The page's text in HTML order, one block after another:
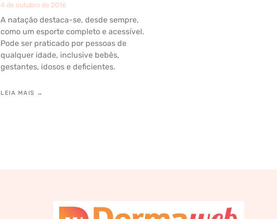
4 de outubro de 2016
A natação destaca-se, desde sempre,
como um esporte completo e acessível.
Pode ser praticado por pessoas de
qualquer idade, inclusive bebês,
gestantes, idosos e deficientes.
LEIA MAIS →